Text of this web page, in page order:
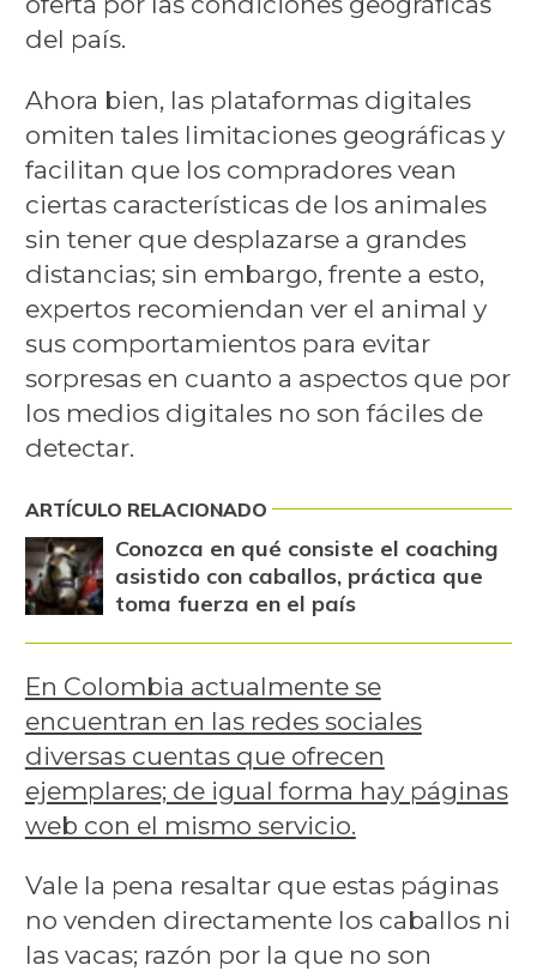
del país.
Ahora bien, las plataformas digitales
omiten tales limitaciones geográficas y
facilitan que los compradores vean
ciertas características de los animales
sin tener que desplazarse a grandes
distancias; sin embargo, frente a esto,
expertos recomiendan ver el animal y
sus comportamientos para evitar
sorpresas en cuanto a aspectos que por
los medios digitales no son fáciles de
detectar.
ARTÍCULO RELACIONADO
Conozca en qué consiste el coaching
asistido con caballos, práctica que
toma fuerza en el país
En Colombia actualmente se
encuentran en las redes sociales
diversas cuentas que ofrecen
ejemplares; de igual forma hay páginas
web con el mismo servicio.
Vale la pena resaltar que estas páginas
no venden directamente los caballos ni
las vacas; razón por la que no son